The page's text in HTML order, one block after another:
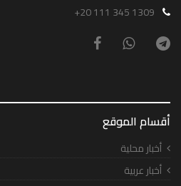
+20 111 345 1309
أقسام الموقع
أخبار محلية
أخبار عربية